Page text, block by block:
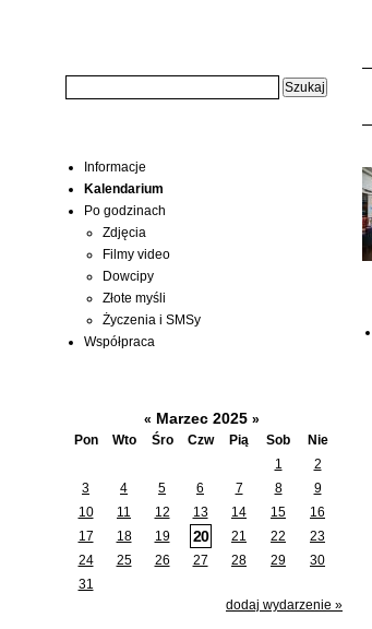
Informacje
Kalendarium
Po godzinach
Zdjęcia
Filmy video
Dowcipy
Złote myśli
Życzenia i SMSy
Współpraca
« Marzec 2025 »
Pon
Wto Śro Czw Pią Sob
Nie
1
2
3
4 5 6 7 8
9
10
11 12 13 14 15
16
17
18 19 20 21 22
23
24
25 26 27 28 29
30
31
dodaj wydarzenie »